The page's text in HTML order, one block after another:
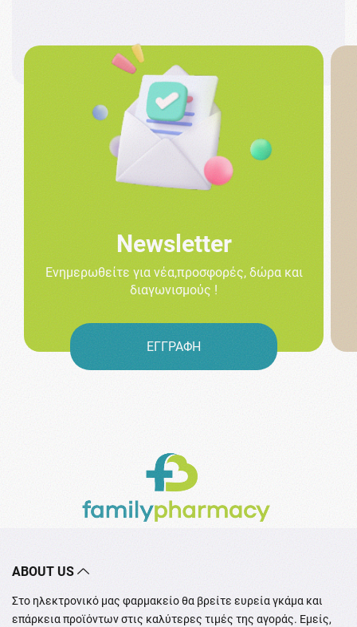
Newsletter
Ενημερωθείτε για νέα,προσφορές, δώρα και
διαγωνισμούς !
ΕΓΓΡΑΦΗ
ABOUT US
Στο ηλεκτρονικό μας φαρμακείο θα βρείτε ευρεία γκάμα και
επάρκεια προϊόντων στις καλύτερες τιμές της αγοράς. Εμείς,